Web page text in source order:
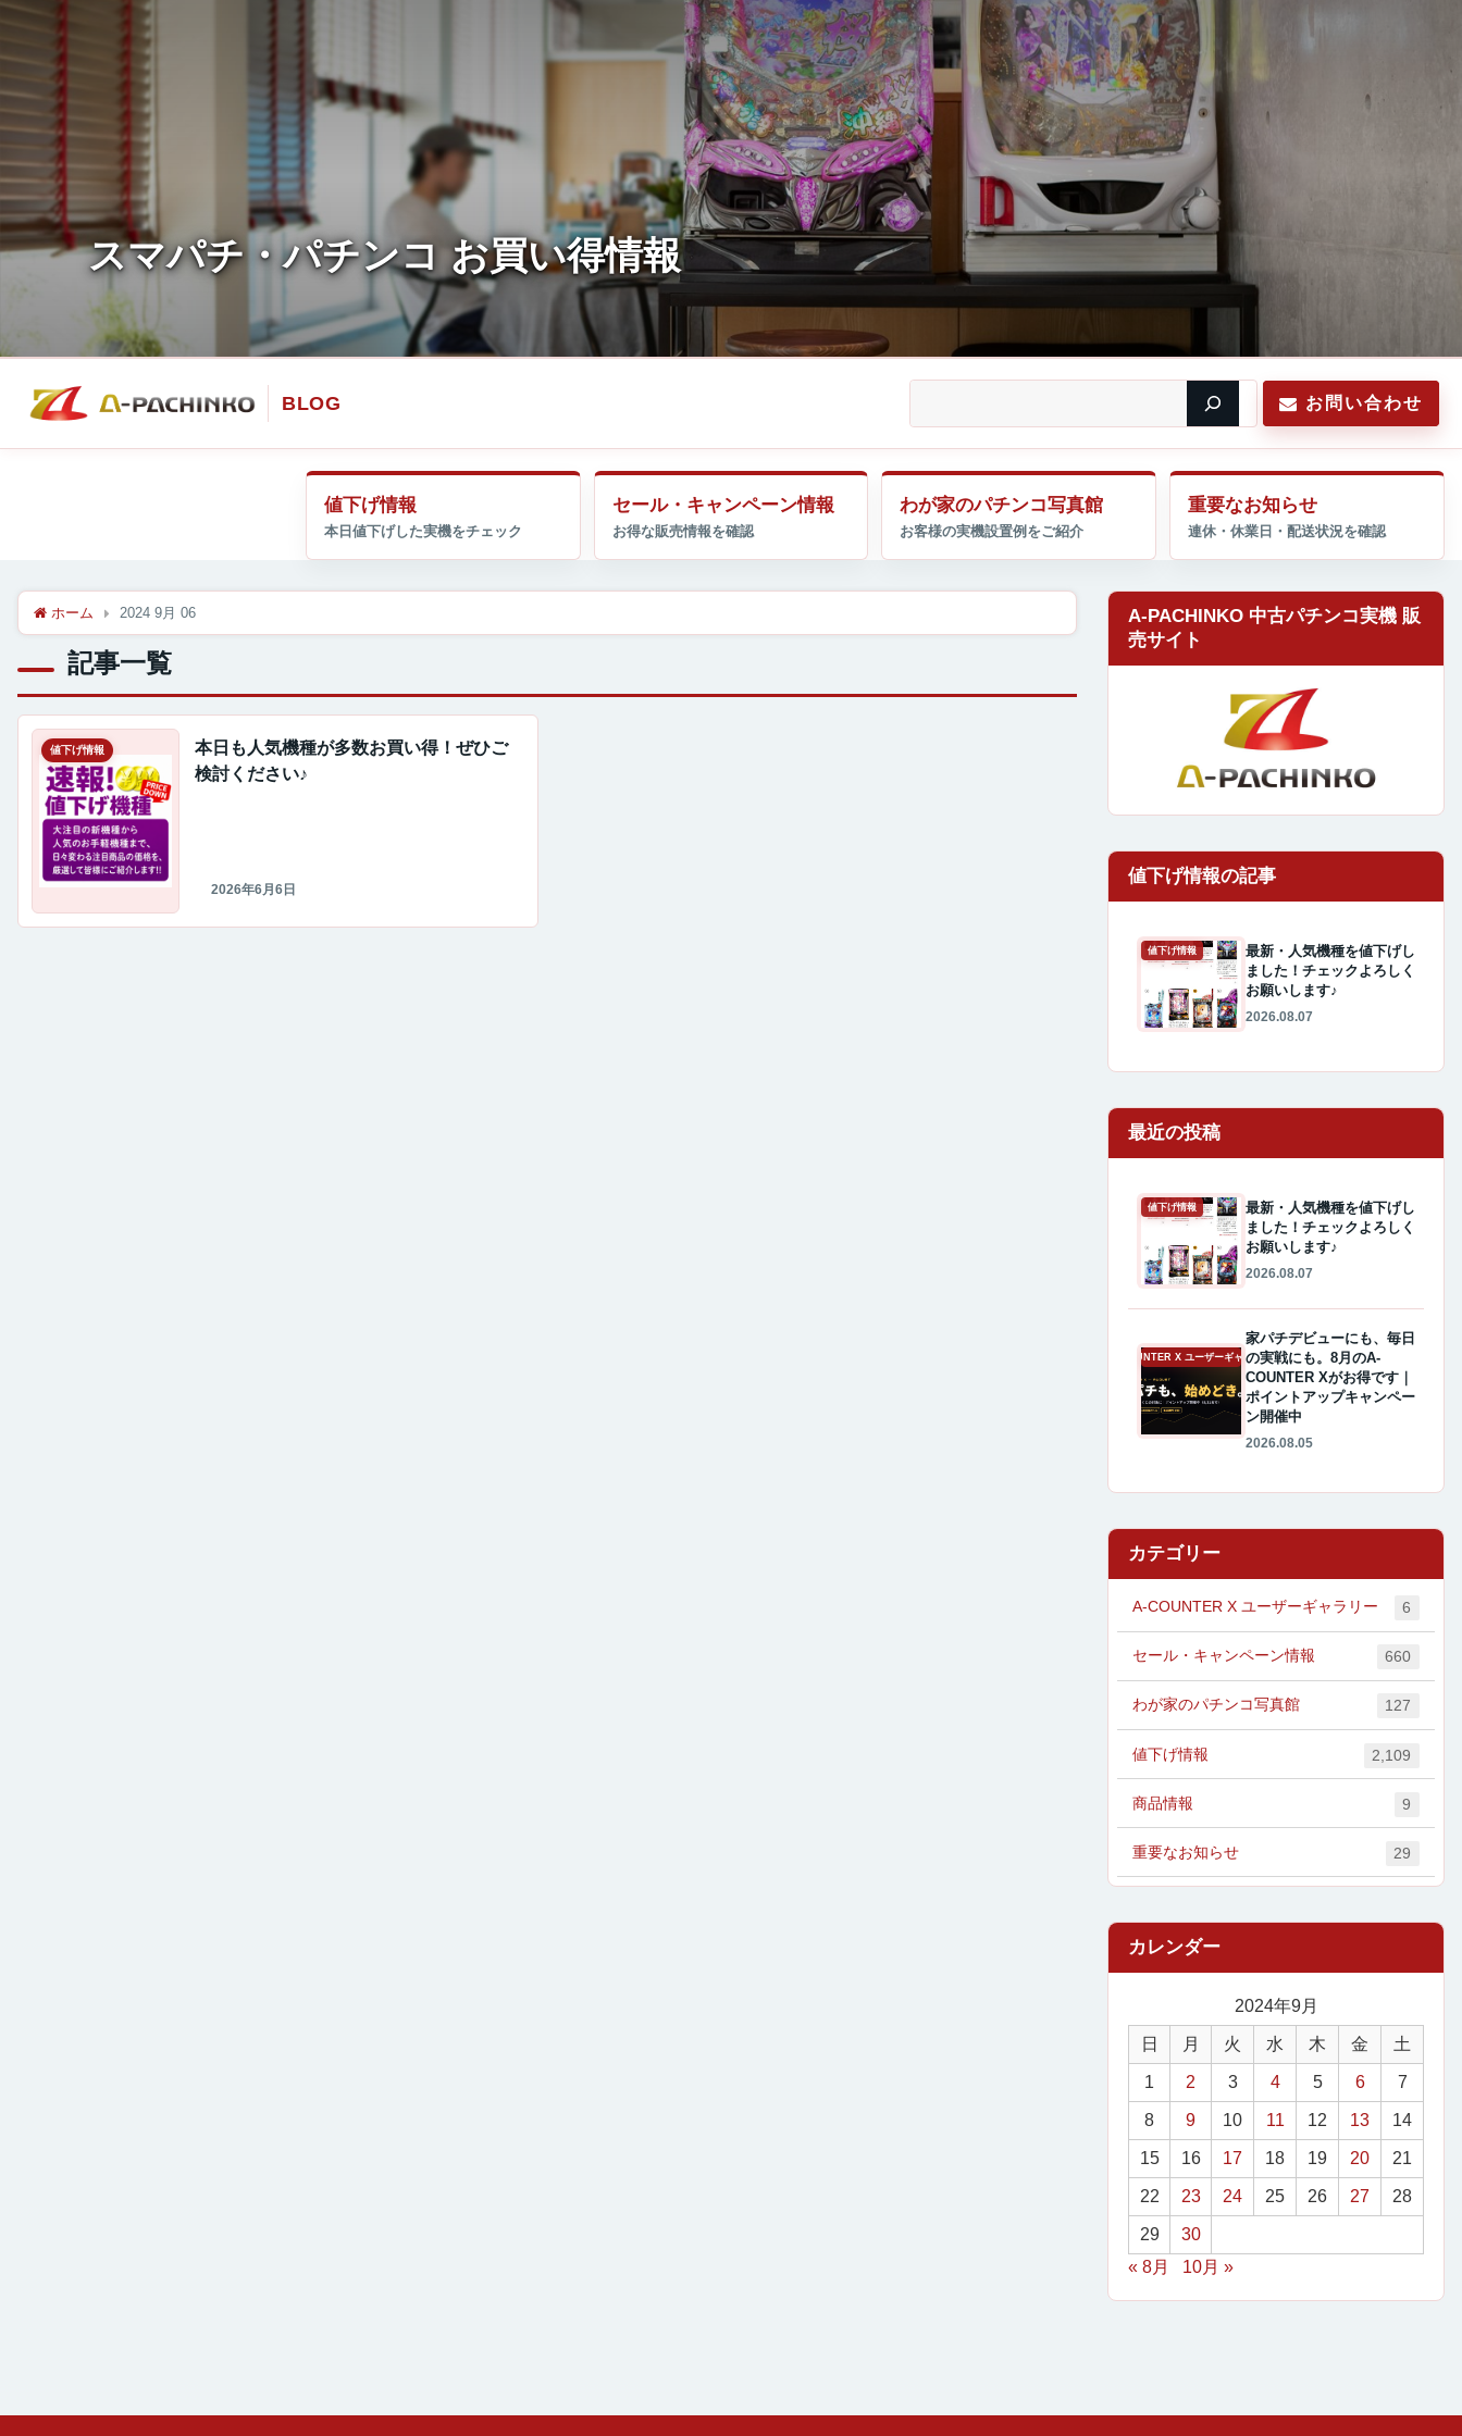
お問い合わせ
値下げ情報 セール・キャンペーン情報 わが家のパチンコ写真館 重要なお知らせ
ホーム 2024 9月 06
記事一覧
値下げ情報
本日も人気機種が多数お買い得！ぜひご
検討ください♪
2026年6月6日
A-PACHINKO 中古パチンコ実機 販
売サイト
値下げ情報
最新・人気機種を値下げし
ました！チェックよろしく
お願いします♪
2026.08.07
最近の投稿
値下げ情報
最新・人気機種を値下げし
ました！チェックよろしく
お願いします♪
2026.08.07
A-COUNTER X ユーザーギャラリー
家パチデビューにも、毎日
の実戦にも。8月のA-
COUNTER Xがお得です｜
ポイントアップキャンペー
ン開催中
2026.08.05
カテゴリー
A-COUNTER X ユーザーギャラリー 6
セール・キャンペーン情報 660
わが家のパチンコ写真館 127
値下げ情報 2,109
商品情報 9
重要なお知らせ 29
2024年9月
日 月 火 水 木 金 土
1 2 3 4 5 6 7
8 9 10 11 12 13 14
15 16 17 18 19 20 21
22 23 24 25 26 27 28
29
30
« 8月
10月 »